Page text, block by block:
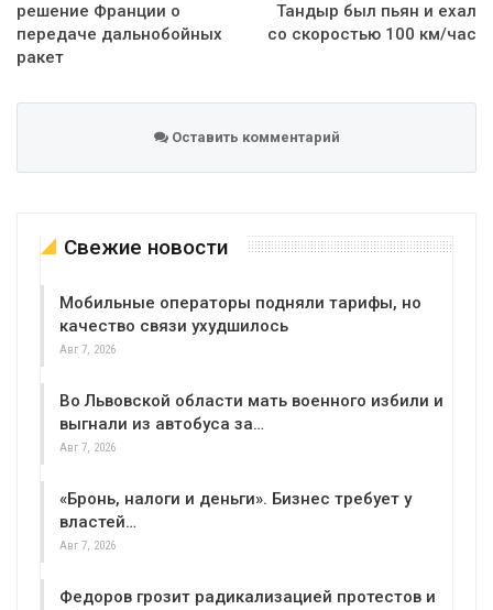
решение Франции о
передаче дальнобойных
ракет
Тандыр был пьян и ехал
со скоростью 100 км/час
Оставить комментарий
Свежие новости
Мобильные операторы подняли тарифы, но
качество связи ухудшилось
Авг 7, 2026
Во Львовской области мать военного избили и
выгнали из автобуса за…
Авг 7, 2026
«Бронь, налоги и деньги». Бизнес требует у
властей…
Авг 7, 2026
Федоров грозит радикализацией протестов и